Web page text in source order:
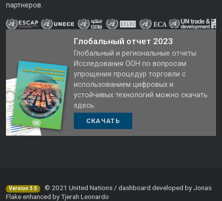
партнеров.
Глобальный отчет 2023
Глобальный и региональные отчеты
Исследования ООН по вопросам
упрощения процедур торговли с
использованием цифровых и
устойчивых технологий можно скачать
здесь:
СКАЧАТЬ
Version 3.5
© 2021 United Nations / dashboard developed by Jonas
Flake enhanced by Tjerah Leonardo